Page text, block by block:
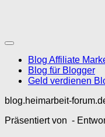
Blog Affiliate
Blog für Blogger
Geld verdienen
blog.heimarbeit-
Präsentiert von -